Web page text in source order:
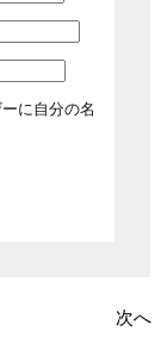
に自分の名
次へ